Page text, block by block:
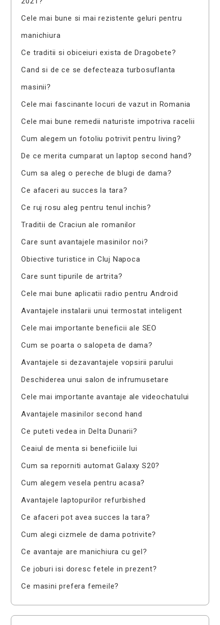
Cele mai bune si mai rezistente geluri pentru
manichiura
Ce traditii si obiceiuri exista de Dragobete?
Cand si de ce se defecteaza turbosuflanta
masinii?
Cele mai fascinante locuri de vazut in Romania
Cele mai bune remedii naturiste impotriva racelii
Cum alegem un fotoliu potrivit pentru living?
De ce merita cumparat un laptop second hand?
Cum sa aleg o pereche de blugi de dama?
Ce afaceri au succes la tara?
Ce ruj rosu aleg pentru tenul inchis?
Traditii de Craciun ale romanilor
Care sunt avantajele masinilor noi?
Obiective turistice in Cluj Napoca
Care sunt tipurile de artrita?
Cele mai bune aplicatii radio pentru Android
Avantajele instalarii unui termostat inteligent
Cele mai importante beneficii ale SEO
Cum se poarta o salopeta de dama?
Avantajele si dezavantajele vopsirii parului
Deschiderea unui salon de infrumusetare
Cele mai importante avantaje ale videochatului
Avantajele masinilor second hand
Ce puteti vedea in Delta Dunarii?
Ceaiul de menta si beneficiile lui
Cum sa reporniti automat Galaxy S20?
Cum alegem vesela pentru acasa?
Avantajele laptopurilor refurbished
Ce afaceri pot avea succes la tara?
Cum alegi cizmele de dama potrivite?
Ce avantaje are manichiura cu gel?
Ce joburi isi doresc fetele in prezent?
Ce masini prefera femeile?